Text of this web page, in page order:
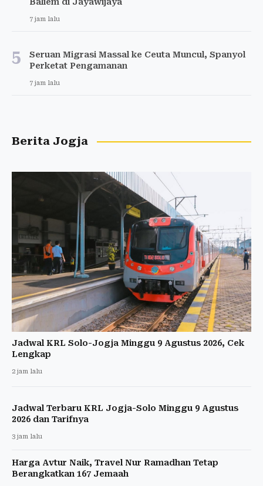
Baliem di Jayawijaya
7 jam lalu
5
Seruan Migrasi Massal ke Ceuta Muncul, Spanyol
Perketat Pengamanan
7 jam lalu
Berita Jogja
Jadwal KRL Solo-Jogja Minggu 9 Agustus 2026, Cek
Lengkap
2 jam lalu
Jadwal Terbaru KRL Jogja-Solo Minggu 9 Agustus
2026 dan Tarifnya
3 jam lalu
Harga Avtur Naik, Travel Nur Ramadhan Tetap
Berangkatkan 167 Jemaah